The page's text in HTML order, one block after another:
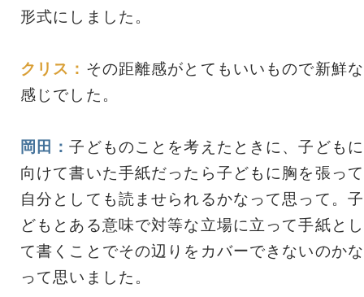
形式にしました。
クリス： その距離感がとてもいいもので新鮮な
感じでした。
岡田：子どものことを考えたときに、子どもに
向けて書いた手紙だったら子どもに胸を張って
自分としても読ませられるかなって思って。子
どもとある意味で対等な立場に立って手紙とし
て書くことでその辺りをカバーできないのかな
って思いました。